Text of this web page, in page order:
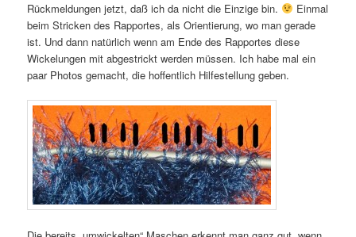
Rückmeldungen jetzt, daß ich da nicht die Einzige bin.
Einmal
beim Stricken des Rapportes, als Orientierung, wo man gerade
ist. Und dann natürlich wenn am Ende des Rapportes diese
Wickelungen mit abgestrickt werden müssen. Ich habe mal ein
paar Photos gemacht, die hoffentlich Hilfestellung geben.